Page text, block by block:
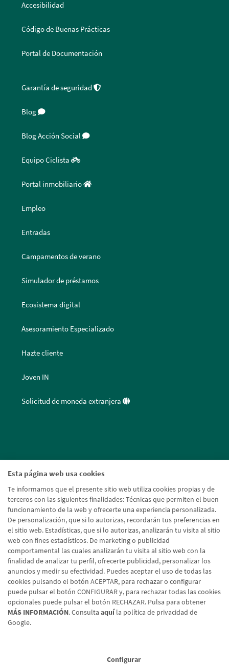
Esta página web usa cookies
Te informamos que el presente sitio web utiliza cookies propias y de
terceros con las siguientes finalidades: Técnicas que permiten el buen
funcionamiento de la web y ofrecerte una experiencia personalizada.
De personalización, que si lo autorizas, recordarán tus preferencias en
el sitio web. Estadísticas, que si lo autorizas, analizarán tu visita al sitio
web con fines estadísticos. De marketing o publicidad
comportamental las cuales analizarán tu visita al sitio web con la
finalidad de analizar tu perfil, ofrecerte publicidad, personalizar los
anuncios y medir su efectividad. Puedes aceptar el uso de todas las
cookies pulsando el botón ACEPTAR, para rechazar o configurar
puede pulsar el botón CONFIGURAR y, para rechazar todas las cookies
opcionales puede pulsar el botón RECHAZAR. Pulsa para obtener
MÁS INFORMACIÓN. Consulta aquíla política de privacidad de
Google.
Configurar
Accesibilidad
Código de Buenas Prácticas
Portal de Documentación
Garantía de seguridad
Blog
Blog Acción Social
Equipo Ciclista
Portal inmobiliario
Empleo
Entradas
Campamentos de verano
Simulador de préstamos
Ecosistema digital
Asesoramiento Especializado
Hazte cliente
Joven IN
Solicitud de moneda extranjera
Aviso legal